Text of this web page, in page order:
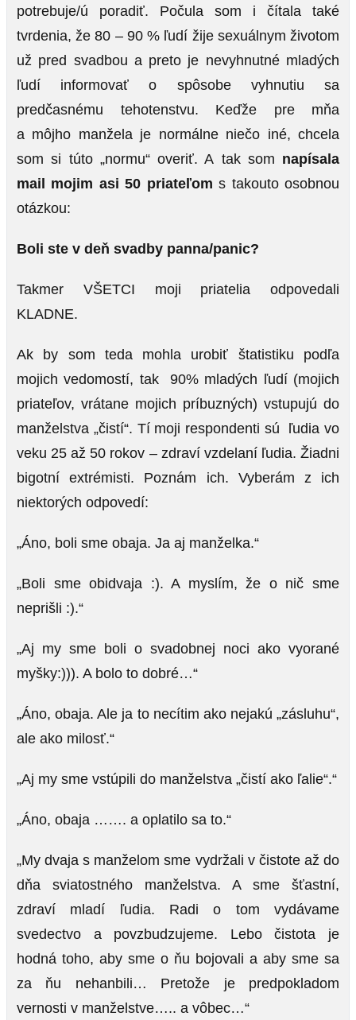
potrebuje/ú poradiť. Počula som i čítala také
tvrdenia, že 80 – 90 % ľudí žije sexuálnym životom
už pred svadbou a preto je nevyhnutné mladých
ľudí informovať o spôsobe vyhnutiu sa
predčasnému tehotenstvu. Keďže pre mňa
a môjho manžela je normálne niečo iné, chcela
som si túto „normu“ overiť. A tak som napísala
mail mojim asi 50 priateľom s takouto osobnou
otázkou:
Boli ste v deň svadby panna/panic?
Takmer VŠETCI moji priatelia odpovedali
KLADNE.
Ak by som teda mohla urobiť štatistiku podľa
mojich vedomostí, tak 90% mladých ľudí (mojich
priateľov, vrátane mojich príbuzných) vstupujú do
manželstva „čistí“. Tí moji respondenti sú ľudia vo
veku 25 až 50 rokov – zdraví vzdelaní ľudia. Žiadni
bigotní extrémisti. Poznám ich. Vyberám z ich
niektorých odpovedí:
„Áno, boli sme obaja. Ja aj manželka.“
„Boli sme obidvaja :). A myslím, že o nič sme
neprišli :).“
„Aj my sme boli o svadobnej noci ako vyorané
myšky:))). A bolo to dobré…“
„Áno, obaja. Ale ja to necítim ako nejakú „zásluhu“,
ale ako milosť.“
„Aj my sme vstúpili do manželstva „čistí ako ľalie“.“
„Áno, obaja ……. a oplatilo sa to.“
„My dvaja s manželom sme vydržali v čistote až do
dňa sviatostného manželstva. A sme šťastní,
zdraví mladí ľudia. Radi o tom vydávame
svedectvo a povzbudzujeme. Lebo čistota je
hodná toho, aby sme o ňu bojovali a aby sme sa
za ňu nehanbili… Pretože je predpokladom
vernosti v manželstve….. a vôbec…“